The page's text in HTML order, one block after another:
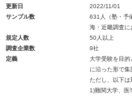
更新日
2022/11/01
サンプル数
631人（塾・予
海・近畿調査に
規定人数
50人以上
調査企業数
9社
定義
大学受験を目
に沿った形で
ただし、以下は
1)難関大学、医